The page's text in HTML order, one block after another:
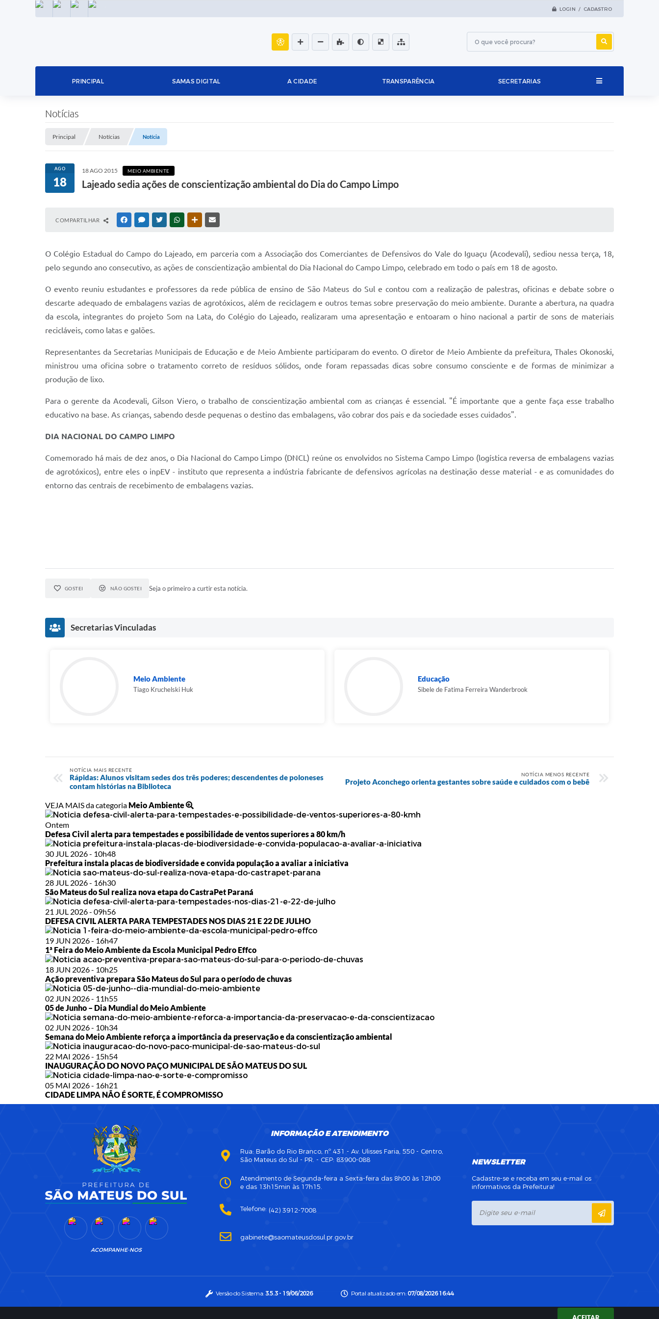
LOGIN / CADASTRO
INSTAGRAMFACEBOOKLINKEDIN
PRINCIPAL SAMAS DIGITAL A CIDADE TRANSPARÊNCIA SECRETARIAS
Notícias
Principal Notícias Notícia
AGO
18
18 AGO 2015 MEIO AMBIENTE
Lajeado sedia ações de conscientização ambiental do Dia do Campo Limpo
COMPARTILHAR FACEBOOKMESSENGER
TWITTERWHATSAPPOUTRAS MÍDIAS
O Colégio Estadual do Campo do Lajeado, em parceria com a Associação dos Comerciantes de Defensivos do Vale do Iguaçu (Acodevali), sediou nessa terça, 18,
pelo segundo ano consecutivo, as ações de conscientização ambiental do Dia Nacional do Campo Limpo, celebrado em todo o país em 18 de agosto.
O evento reuniu estudantes e professores da rede pública de ensino de São Mateus do Sul e contou com a realização de palestras, oficinas e debate sobre o
descarte adequado de embalagens vazias de agrotóxicos, além de reciclagem e outros temas sobre preservação do meio ambiente. Durante a abertura, na quadra
da escola, integrantes do projeto Som na Lata, do Colégio do Lajeado, realizaram uma apresentação e entoaram o hino nacional a partir de sons de materiais
recicláveis, como latas e galões.
Representantes da Secretarias Municipais de Educação e de Meio Ambiente participaram do evento. O diretor de Meio Ambiente da prefeitura, Thales Okonoski,
ministrou uma oficina sobre o tratamento correto de resíduos sólidos, onde foram repassadas dicas sobre consumo consciente e de formas de minimizar a
produção de lixo.
Para o gerente da Acodevali, Gilson Viero, o trabalho de conscientização ambiental com as crianças é essencial. "É importante que a gente faça esse trabalho
educativo na base. As crianças, sabendo desde pequenas o destino das embalagens, vão cobrar dos pais e da sociedade esses cuidados".
DIA NACIONAL DO CAMPO LIMPO
Comemorado há mais de dez anos, o Dia Nacional do Campo Limpo (DNCL) reúne os envolvidos no Sistema Campo Limpo (logística reversa de embalagens vazias
de agrotóxicos), entre eles o inpEV - instituto que representa a indústria fabricante de defensivos agrícolas na destinação desse material - e as comunidades do
entorno das centrais de recebimento de embalagens vazias.
GOSTEI NÃO GOSTEI Seja o primeiro a curtir esta notícia.
Secretarias Vinculadas
Meio Ambiente
Tiago Kruchelski Huk
Educação
Sibele de Fatima Ferreira Wanderbrook
NOTÍCIA MAIS RECENTE
Rápidas: Alunos visitam sedes dos três poderes; descendentes de poloneses
contam histórias na Biblioteca
NOTÍCIA MENOS RECENTE
Projeto Aconchego orienta gestantes sobre saúde e cuidados com o bebê
VEJA MAIS da categoria Meio Ambiente
Ontem
Defesa Civil alerta para tempestades e possibilidade de ventos superiores a 80 km/h
30 JUL 2026 - 10h48
Prefeitura instala placas de biodiversidade e convida população a avaliar a iniciativa
28 JUL 2026 - 16h30
São Mateus do Sul realiza nova etapa do CastraPet Paraná
21 JUL 2026 - 09h56
DEFESA CIVIL ALERTA PARA TEMPESTADES NOS DIAS 21 E 22 DE JULHO
19 JUN 2026 - 16h47
1ª Feira do Meio Ambiente da Escola Municipal Pedro Effco
18 JUN 2026 - 10h25
Ação preventiva prepara São Mateus do Sul para o período de chuvas
02 JUN 2026 - 11h55
05 de Junho – Dia Mundial do Meio Ambiente
02 JUN 2026 - 10h34
Semana do Meio Ambiente reforça a importância da preservação e da conscientização ambiental
22 MAI 2026 - 15h54
INAUGURAÇÃO DO NOVO PAÇO MUNICIPAL DE SÃO MATEUS DO SUL
05 MAI 2026 - 16h21
CIDADE LIMPA NÃO É SORTE, É COMPROMISSO
ACOMPANHE-NOS
INFORMAÇÃO E ATENDIMENTO
Rua: Barão do Rio Branco, nº 431 - Av. Ulisses Faria, 550 - Centro,
São Mateus do Sul - PR. - CEP: 83900-088
Atendimento de Segunda-feira a Sexta-feira das 8h00 às 12h00
e das 13h15min às 17h15.
Telefone: (42) 3912-7008
gabinete@saomateusdosul.pr.gov.br
NEWSLETTER
Cadastre-se e receba em seu e-mail os
informativos da Prefeitura!
Versão do Sistema:3.5.3 - 19/06/2026 Portal atualizado em:07/08/2026 16:44